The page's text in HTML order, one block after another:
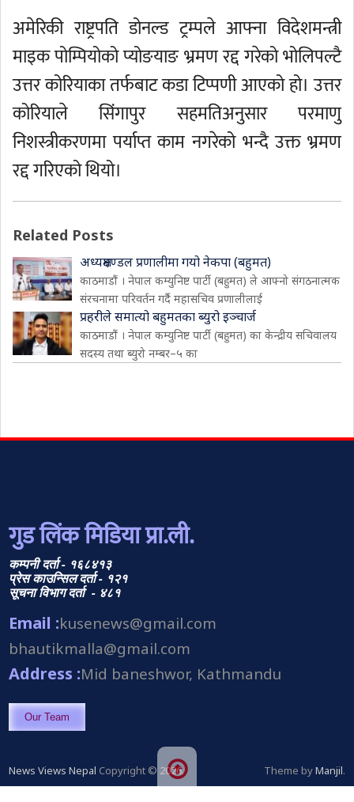
अमेरिकी राष्ट्रपति डोनल्ड ट्रम्पले आफ्ना विदेशमन्त्री
माइक पोम्पियोको प्योङयाङ भ्रमण रद्द गरेको भोलिपल्टै
उत्तर कोरियाका तर्फबाट कडा टिप्पणी आएको हो। उत्तर
कोरियाले सिंगापुर सहमतिअनुसार परमाणु
निशस्त्रीकरणमा पर्याप्त काम नगरेको भन्दै उक्त भ्रमण
रद्द गरिएको थियो।
Related Posts
अध्यक्षमण्डल प्रणालीमा गयो नेकपा (बहुमत)
काठमाडौं । नेपाल कम्युनिष्ट पार्टी (बहुमत) ले आफ्नो संगठनात्मक
संरचनामा परिवर्तन गर्दै महासचिव प्रणालीलाई
प्रहरीले समात्यो बहुमतका ब्युरो इञ्चार्ज
काठमाडौं । नेपाल कम्युनिष्ट पार्टी (बहुमत) का केन्द्रीय सचिवालय
सदस्य तथा ब्युरो नम्बर–५ का
गुड लिंक मिडिया प्रा.ली.
कम्पनी दर्ता - १६८४१३
प्रेस काउन्सिल दर्ता - १२१
सूचना विभाग दर्ता - ४८१
Email :kusenews@gmail.com
bhautikmalla@gmail.com
Address :Mid baneshwor, Kathmandu
Our Team
News Views Nepal Copyright © 2026. Theme byManjil.